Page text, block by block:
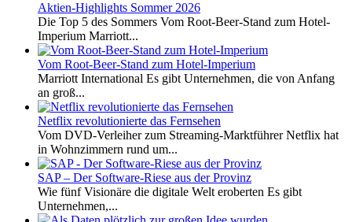
Aktien-Highlights Sommer 2026
Die Top 5 des Sommers Vom Root-Beer-Stand zum Hotel-
Imperium Marriott...
Vom Root-Beer-Stand zum Hotel-Imperium
Marriott International Es gibt Unternehmen, die von Anfang
an groß...
Netflix revolutionierte das Fernsehen
Vom DVD-Verleiher zum Streaming-Marktführer Netflix hat
in Wohnzimmern rund um...
SAP – Der Software-Riese aus der Provinz
Wie fünf Visionäre die digitale Welt eroberten Es gibt
Unternehmen,...